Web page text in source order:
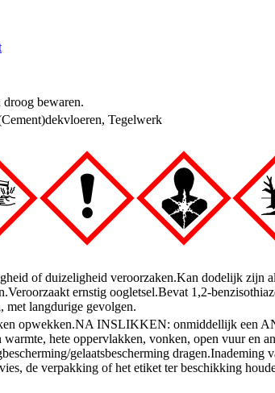
bewaren.
, Tegelwerk
of duizeligheid veroorzaken.Kan dodelijk zijn
Veroorzaakt ernstig oogletsel.Bevat 1,2-
met langdurige gevolgen.
opwekken.NA INSLIKKEN: onmiddellijk een
warmte, hete oppervlakken, vonken, open vuur en
gelaatsbescherming dragen.Inademing
de verpakking of het etiket ter beschikking